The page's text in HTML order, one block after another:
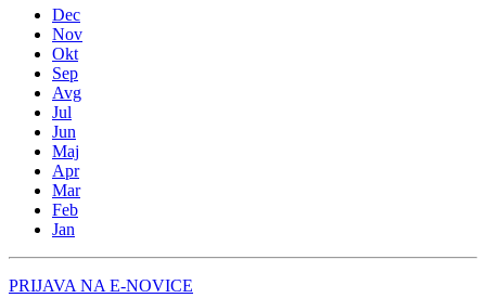
Dec
Nov
Okt
Sep
Avg
Jul
Jun
Maj
Apr
Mar
Feb
Jan
PRIJAVA NA E-NOVICE